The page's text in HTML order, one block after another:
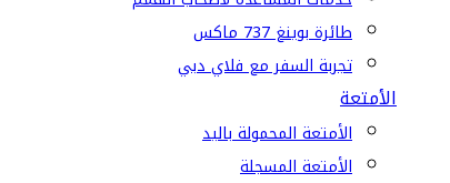
طائرة بوينغ 737 ماكس
تجربة السفر مع فلاي دبي
الأمتعة
الأمتعة المحمولة باليد
الأمتعة المسجلة